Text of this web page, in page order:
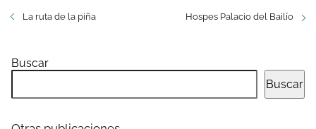
La ruta de la piña Hospes Palacio del Bailío
Buscar
Buscar